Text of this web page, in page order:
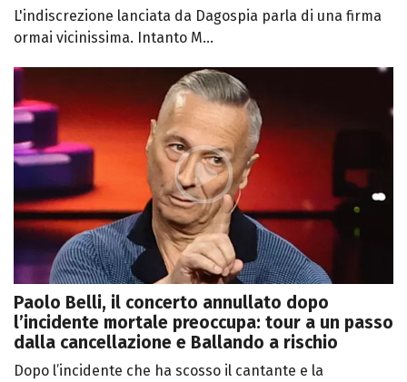
L'indiscrezione lanciata da Dagospia parla di una firma
ormai vicinissima. Intanto M...
Paolo Belli, il concerto annullato dopo
l’incidente mortale preoccupa: tour a un passo
dalla cancellazione e Ballando a rischio
Dopo l’incidente che ha scosso il cantante e la